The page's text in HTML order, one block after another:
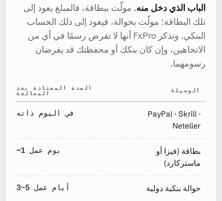
الباب الذي دخل منه. مولّت ببطاقة، فالمبلغ يعود إلى
تلك البطاقة؛ مولّت بحوالة، فيعود إلى ذلك الحساب
البنكي. وتذكر FxPro أنها لا تفرض رسمًا في أي من
الاتجاهين، وإن كان بنكك أو محفظتك قد يفرضان
رسومهما.
الوسيلة المدة المعتادة بعد
المعالجة
PayPal · Skrill ·
Neteller
في اليوم ذاته
بطاقة (فيزا أو
ماستركارد)
~1 يوم عمل
حوالة بنكية دولية 3–5 أيام عمل